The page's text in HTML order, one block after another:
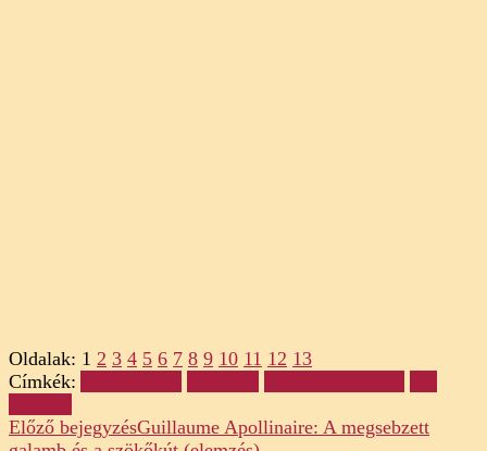
Oldalak: 1 2 3 4 5 6 7 8 9 10 11 12 13
Címkék:
Post
Előző bejegyzésGuillaume Apollinaire: A megsebzett